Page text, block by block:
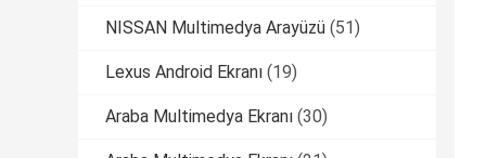
NISSAN Multimedya Arayüzü (51)
Lexus Android Ekranı (19)
Araba Multimedya Ekranı (30)